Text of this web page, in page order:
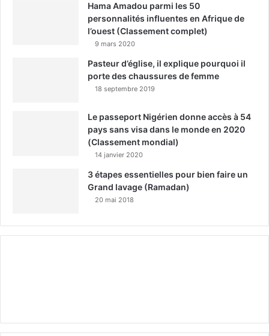
Hama Amadou parmi les 50
personnalités influentes en Afrique de
l’ouest (Classement complet)
9 mars 2020
Pasteur d’église, il explique pourquoi il
porte des chaussures de femme
18 septembre 2019
Le passeport Nigérien donne accès à 54
pays sans visa dans le monde en 2020
(Classement mondial)
14 janvier 2020
3 étapes essentielles pour bien faire un
Grand lavage (Ramadan)
20 mai 2018